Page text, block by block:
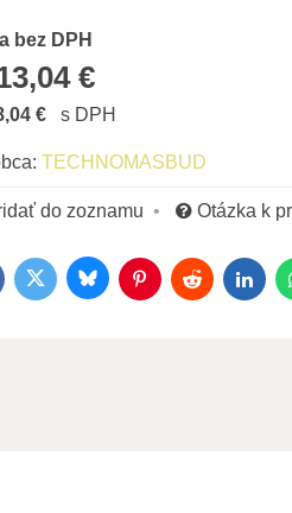
bez DPH
€
s DPH
€ s DPH
TECHNOMASBUD
do zoznamu Otázka k
TwitterBlueskyPinterestReddit